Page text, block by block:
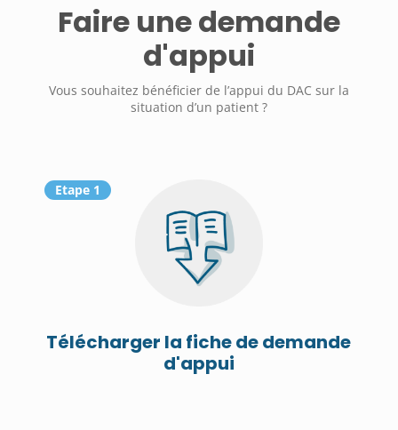
Faire une demande
d'appui
Vous souhaitez bénéficier de l’appui du DAC sur la
situation d’un patient ?
Etape 1
Télécharger la fiche de demande
d'appui